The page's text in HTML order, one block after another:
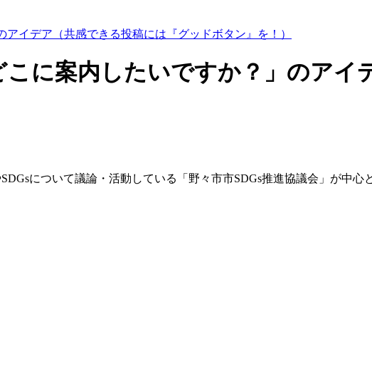
イデア（共感できる投稿には『グッドボタン』を！）
こに案内したいですか？」のアイ
について議論・活動している「野々市市SDGs推進協議会」が中心